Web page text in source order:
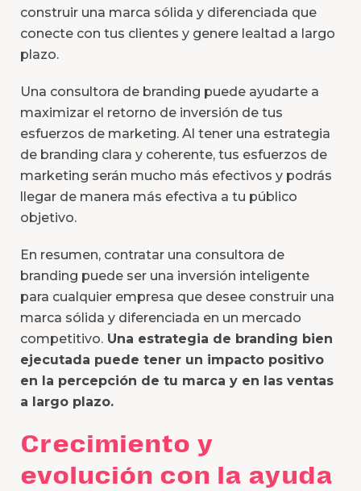
construir una marca sólida y diferenciada que
conecte con tus clientes y genere lealtad a largo
plazo.
Una consultora de branding puede ayudarte a
maximizar el retorno de inversión de tus
esfuerzos de marketing. Al tener una estrategia
de branding clara y coherente, tus esfuerzos de
marketing serán mucho más efectivos y podrás
llegar de manera más efectiva a tu público
objetivo.
En resumen, contratar una consultora de
branding puede ser una inversión inteligente
para cualquier empresa que desee construir una
marca sólida y diferenciada en un mercado
competitivo. Una estrategia de branding bien
ejecutada puede tener un impacto positivo
en la percepción de tu marca y en las ventas
a largo plazo.
Crecimiento y
evolución con la ayuda